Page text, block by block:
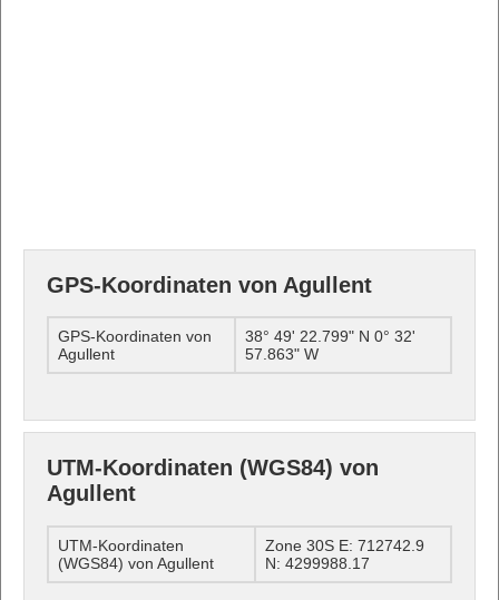
GPS-Koordinaten von Agullent
GPS-Koordinaten von
Agullent
38° 49' 22.799" N 0° 32'
57.863" W
UTM-Koordinaten (WGS84) von
Agullent
UTM-Koordinaten
(WGS84) von Agullent
Zone 30S E: 712742.9
N: 4299988.17